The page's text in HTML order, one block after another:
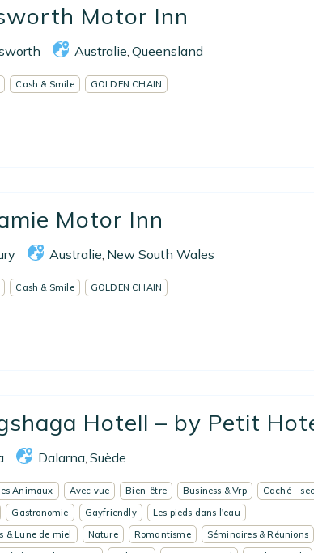
Motor Inn
Australie Queensland
Cash & Smile GOLDEN CHAIN
Motor Inn
Australie New South Wales
Cash & Smile GOLDEN CHAIN
Hotell – by Petit
Dalarna Suède
Animaux Avec vue Bien-être Business & Vrp
Caché -
Gastronomie Gayfriendly
Les pieds dans l'eau
& Lune de miel
Nature Romantisme
Séminaires & Réunions